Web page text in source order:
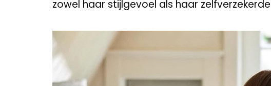
zowel haar stijlgevoel als haar